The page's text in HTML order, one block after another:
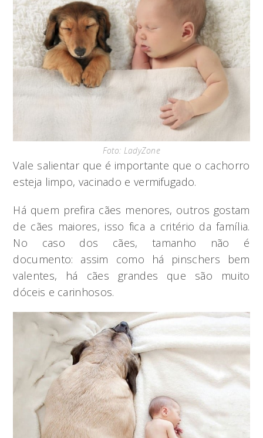
Foto: LadyZone
Vale salientar que é importante que o cachorro
esteja limpo, vacinado e vermifugado.
Há quem prefira cães menores, outros gostam
de cães maiores, isso fica a critério da família.
No caso dos cães, tamanho não é
documento: assim como há pinschers bem
valentes, há cães grandes que são muito
dóceis e carinhosos.